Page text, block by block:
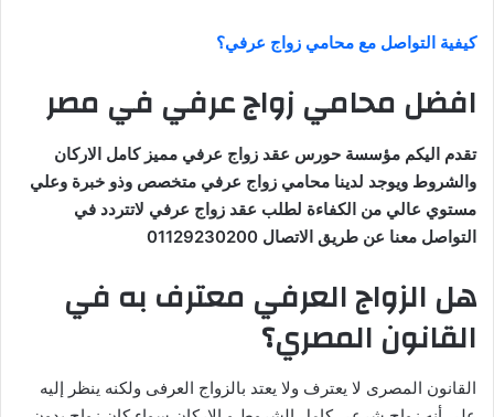
كيفية التواصل مع محامي زواج عرفي؟
افضل محامي زواج عرفي في مصر
تقدم اليكم مؤسسة حورس عقد زواج عرفي مميز كامل الاركان
والشروط ويوجد لدينا محامي زواج عرفي متخصص وذو خبرة وعلي
مستوي عالي من الكفاءة لطلب عقد زواج عرفي لاتتردد في
التواصل معنا عن طريق الاتصال 01129230200
هل الزواج العرفي معترف به في
القانون المصري؟
القانون المصرى لا يعترف ولا يعتد بالزواج العرفى ولكنه ينظر إليه